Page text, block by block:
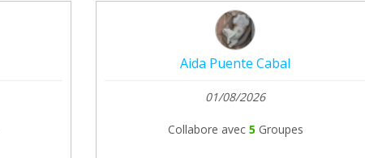
Aida Puente Cabal
01/08/2026
Collabore avec 5 Groupes